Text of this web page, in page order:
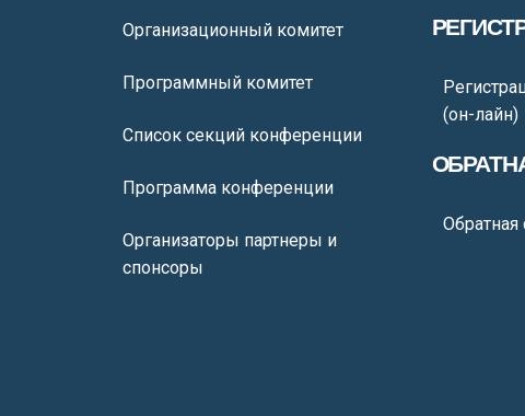
Организационный комитет
Программный комитет
Список секций конференции
Программа конференции
Организаторы партнеры и
спонсоры
(он-лайн)
Обратная